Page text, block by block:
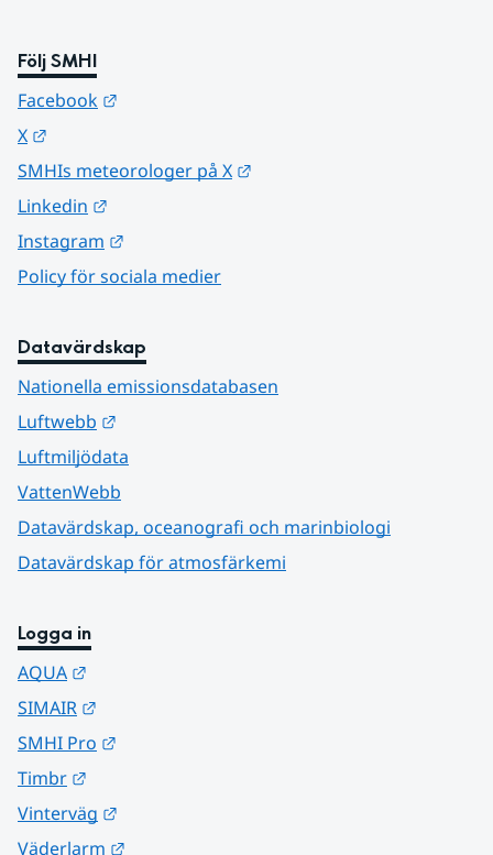
Följ SMHI
Facebook
X
SMHIs meteorologer på X
Linkedin
Instagram
Policy för sociala medier
Datavärdskap
Nationella emissionsdatabasen
Luftwebb
Luftmiljödata
VattenWebb
Datavärdskap, oceanografi och marinbiologi
Datavärdskap för atmosfärkemi
Logga in
AQUA
SIMAIR
SMHI Pro
Timbr
Vinterväg
Väderlarm